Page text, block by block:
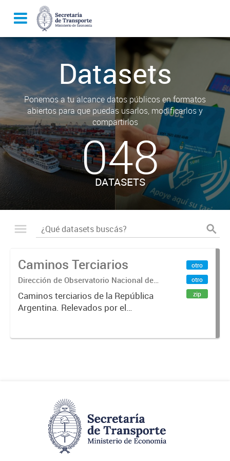
Datasets
Ponemos a tu alcance datos públicos en formatos
abiertos para que puedas usarlos, modificarlos y
compartirlos
048
DATASETS
Caminos Terciarios
Dirección de Observatorio Nacional de
Transporte
Caminos terciarios de la República
Argentina. Relevados por el
otro
otro
zip